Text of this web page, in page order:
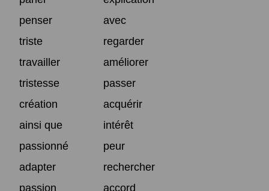
penser
avec
triste
regarder
travailler
améliorer
tristesse
passer
création
acquérir
ainsi que
intérêt
passionné
peur
adapter
rechercher
passion
accord